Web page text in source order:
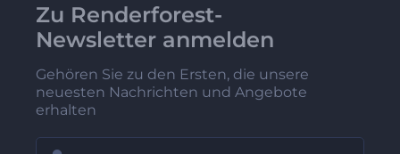
Zu Renderforest-
Newsletter anmelden
Gehören Sie zu den Ersten, die unsere
neuesten Nachrichten und Angebote
erhalten